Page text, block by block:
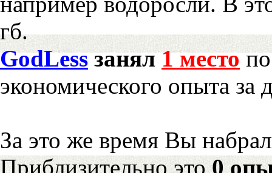
гб.
GodLessзанял1 местопо
экономического опыта за
За это же время Вы
Приблизительно это0